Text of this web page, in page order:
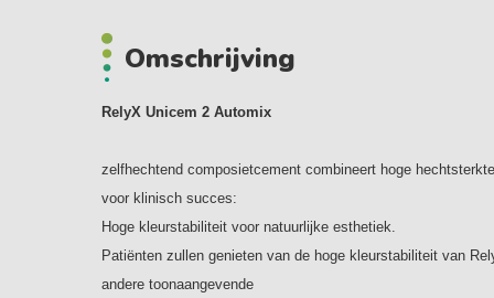
Omschrijving
RelyX Unicem 2 Automix
zelfhechtend composietcement combineert hoge
voor klinisch succes:
Hoge kleurstabiliteit voor natuurlijke esthetiek.
Patiënten zullen genieten van de hoge kleurstabiliteit van
andere toonaangevende